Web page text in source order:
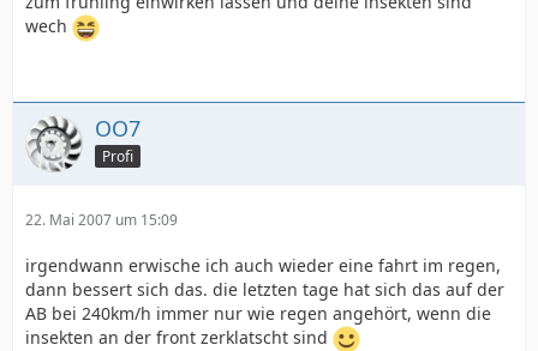
wech
OO7
Profi
22. Mai 2007 um 15:09
irgendwann erwische ich auch wieder eine fahrt im regen,
dann bessert sich das. die letzten tage hat sich das auf der
AB bei 240km/h immer nur wie regen angehört, wenn die
insekten an der front zerklatscht sind